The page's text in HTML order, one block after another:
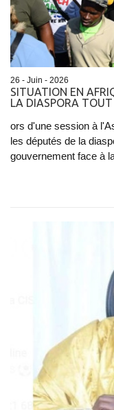
26 - Juin - 2026
SITUATION EN
LA DIASPORA
ors d'une session à
les députés de la
gouvernement face à